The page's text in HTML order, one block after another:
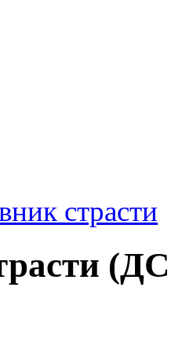
страсти